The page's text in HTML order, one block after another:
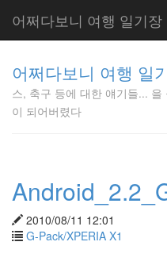
어쩌다보니 여행 일기장
어쩌다보니 여행 일
스, 축구 등에 대한 얘기들...
이 되어버렸다
2010/08/11 12:01
G-Pack/XPERIA X1
터, 모바일
디바이스,
축구 등에
대한 얘기
니 여행 일
기장이 되
어버렸다
Gunmania